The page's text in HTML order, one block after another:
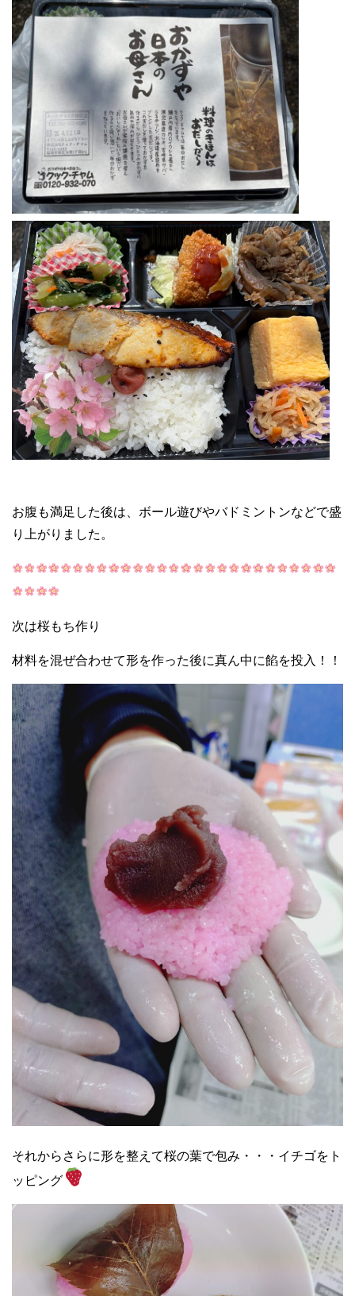
お腹も満足した後は、ボール遊びやバドミントンなどで盛
り上がりました。
次は桜もち作り
材料を混ぜ合わせて形を作った後に真ん中に餡を投入！！
それからさらに形を整えて桜の葉で包み・・・イチゴをト
ッピング